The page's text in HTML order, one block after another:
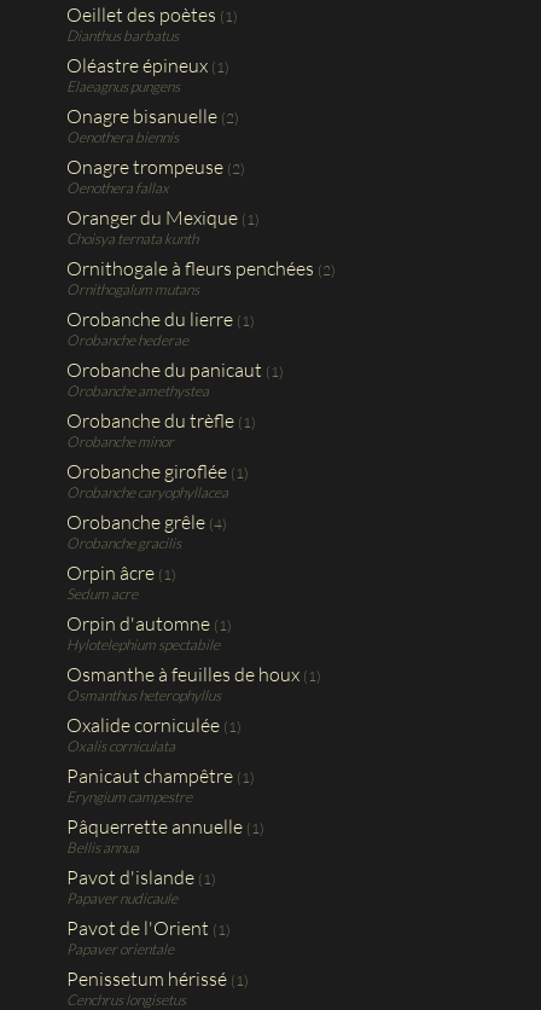
Oeillet des poètes (1)
Dianthus barbatus
Oléastre épineux (1)
Elaeagnus pungens
Onagre bisanuelle (2)
Oenothera biennis
Onagre trompeuse (2)
Oenothera fallax
Oranger du Mexique (1)
Choisya ternata kunth
Ornithogale à fleurs penchées (2)
Ornithogalum mutans
Orobanche du lierre (1)
Orobanche hederae
Orobanche du panicaut (1)
Orobanche amethystea
Orobanche du trèfle (1)
Orobanche minor
Orobanche giroflée (1)
Orobanche caryophyllacea
Orobanche grêle (4)
Orobanche gracilis
Orpin âcre (1)
Sedum acre
Orpin d'automne (1)
Hylotelephium spectabile
Osmanthe à feuilles de houx (1)
Osmanthus heterophyllus
Oxalide corniculée (1)
Oxalis corniculata
Panicaut champêtre (1)
Eryngium campestre
Pâquerrette annuelle (1)
Bellis annua
Pavot d'islande (1)
Papaver nudicaule
Pavot de l'Orient (1)
Papaver orientale
Penissetum hérissé (1)
Cenchrus longisetus